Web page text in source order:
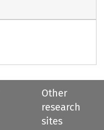
Other
research
sites